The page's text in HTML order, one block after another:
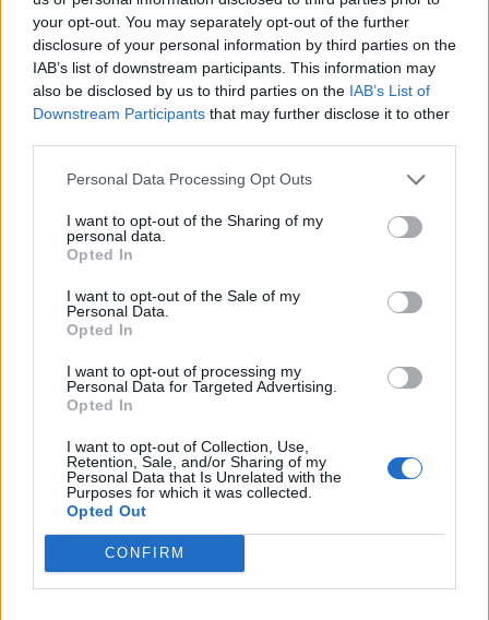
your opt-out. You may separately opt-out of the further
disclosure of your personal information by third parties on the
IAB’s list of downstream participants. This information may
also be disclosed by us to third parties on the IAB’s List of
Downstream Participants that may further disclose it to other
Personal Data Processing Opt Outs
I want to opt-out of the Sharing of my
personal data.
Opted In
I want to opt-out of the Sale of my
Personal Data.
Opted In
I want to opt-out of processing my
Personal Data for Targeted Advertising.
Opted In
I want to opt-out of Collection, Use,
Retention, Sale, and/or Sharing of my
Personal Data that Is Unrelated with the
Purposes for which it was collected.
Opted Out
CONFIRM
07.08.2026 - 16.18